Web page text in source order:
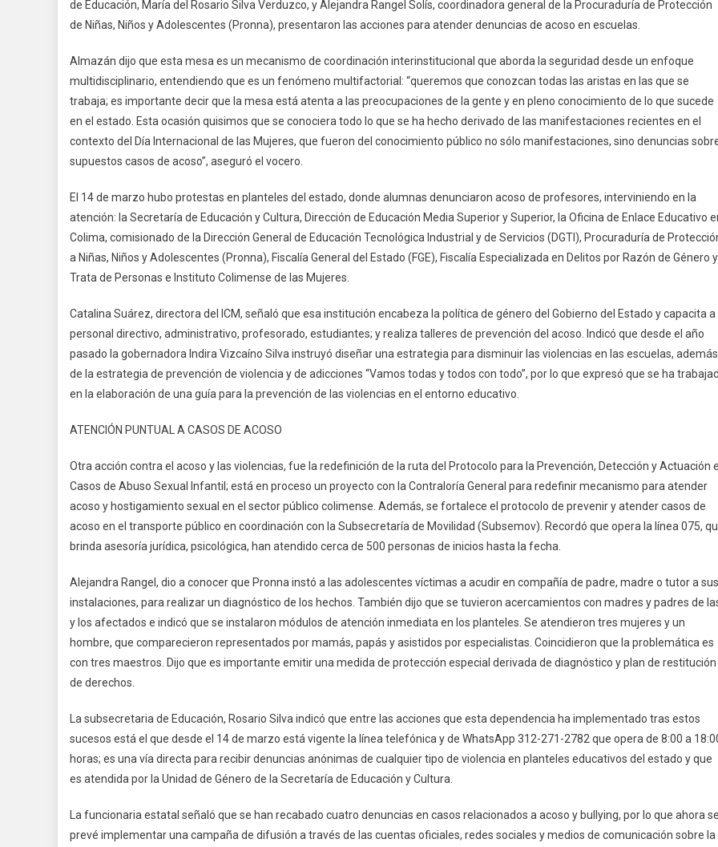
Y
Mesa
Paz
Presentan
Acciones
Para
Atender
Acoso
de Educación, María del Rosario Silva Verduzco, y Alejandra Rangel Solís, coordinadora general de la Procuraduría de Protección
de Niñas, Niños y Adolescentes (Pronna), presentaron las acciones para atender denuncias de acoso en escuelas.
Almazán dijo que esta mesa es un mecanismo de coordinación interinstitucional que aborda la seguridad desde un enfoque
multidisciplinario, entendiendo que es un fenómeno multifactorial: “queremos que conozcan todas las aristas en las que se
trabaja; es importante decir que la mesa está atenta a las preocupaciones de la gente y en pleno conocimiento de lo que sucede
en el estado. Esta ocasión quisimos que se conociera todo lo que se ha hecho derivado de las manifestaciones recientes en el
contexto del Día Internacional de las Mujeres, que fueron del conocimiento público no sólo manifestaciones, sino denuncias
supuestos casos de acoso”, aseguró el vocero.
El 14 de marzo hubo protestas en planteles del estado, donde alumnas denunciaron acoso de profesores, interviniendo en la
atención: la Secretaría de Educación y Cultura, Dirección de Educación Media Superior y Superior, la Oficina de Enlace Educativo
Colima, comisionado de la Dirección General de Educación Tecnológica Industrial y de Servicios (DGTI), Procuraduría de
a Niñas, Niños y Adolescentes (Pronna), Fiscalía General del Estado (FGE), Fiscalía Especializada en Delitos por Razón de Género y
Trata de Personas e Instituto Colimense de las Mujeres.
Catalina Suárez, directora del ICM, señaló que esa institución encabeza la política de género del Gobierno del Estado y capacita a
personal directivo, administrativo, profesorado, estudiantes; y realiza talleres de prevención del acoso. Indicó que desde el año
pasado la gobernadora Indira Vizcaíno Silva instruyó diseñar una estrategia para disminuir las violencias en las escuelas, además
de la estrategia de prevención de violencia y de adicciones “Vamos todas y todos con todo”, por lo que expresó que se ha
en la elaboración de una guía para la prevención de las violencias en el entorno educativo.
ATENCIÓN PUNTUAL A CASOS DE ACOSO
Otra acción contra el acoso y las violencias, fue la redefinición de la ruta del Protocolo para la Prevención, Detección y Actuación
Casos de Abuso Sexual Infantil; está en proceso un proyecto con la Contraloría General para redefinir mecanismo para atender
acoso y hostigamiento sexual en el sector público colimense. Además, se fortalece el protocolo de prevenir y atender casos de
acoso en el transporte público en coordinación con la Subsecretaría de Movilidad (Subsemov). Recordó que opera la línea 075,
brinda asesoría jurídica, psicológica, han atendido cerca de 500 personas de inicios hasta la fecha.
Alejandra Rangel, dio a conocer que Pronna instó a las adolescentes víctimas a acudir en compañía de padre, madre o tutor a sus
instalaciones, para realizar un diagnóstico de los hechos. También dijo que se tuvieron acercamientos con madres y padres de
y los afectados e indicó que se instalaron módulos de atención inmediata en los planteles. Se atendieron tres mujeres y un
hombre, que comparecieron representados por mamás, papás y asistidos por especialistas. Coincidieron que la problemática es
con tres maestros. Dijo que es importante emitir una medida de protección especial derivada de diagnóstico y plan de restitución
de derechos.
La subsecretaria de Educación, Rosario Silva indicó que entre las acciones que esta dependencia ha implementado tras estos
sucesos está el que desde el 14 de marzo está vigente la línea telefónica y de WhatsApp 312-271-2782 que opera de 8:00 a
horas; es una vía directa para recibir denuncias anónimas de cualquier tipo de violencia en planteles educativos del estado y que
es atendida por la Unidad de Género de la Secretaría de Educación y Cultura.
La funcionaria estatal señaló que se han recabado cuatro denuncias en casos relacionados a acoso y bullying, por lo que ahora
prevé implementar una campaña de difusión a través de las cuentas oficiales, redes sociales y medios de comunicación sobre la